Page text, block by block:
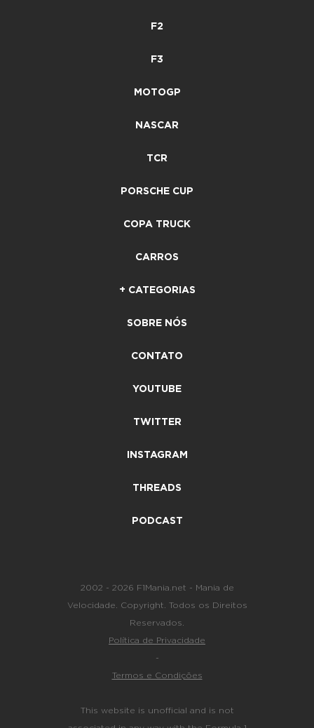
F2
F3
MOTOGP
NASCAR
TCR
PORSCHE CUP
COPA TRUCK
CARROS
+ CATEGORIAS
SOBRE NÓS
CONTATO
YOUTUBE
TWITTER
INSTAGRAM
THREADS
PODCAST
2002 - 2026 F1Mania.net - Mania de
Velocidade. Copyright. Todos os Direitos
Reservados.
Política de Privacidade
-
Termos e Condições
This website is unofficial and is not